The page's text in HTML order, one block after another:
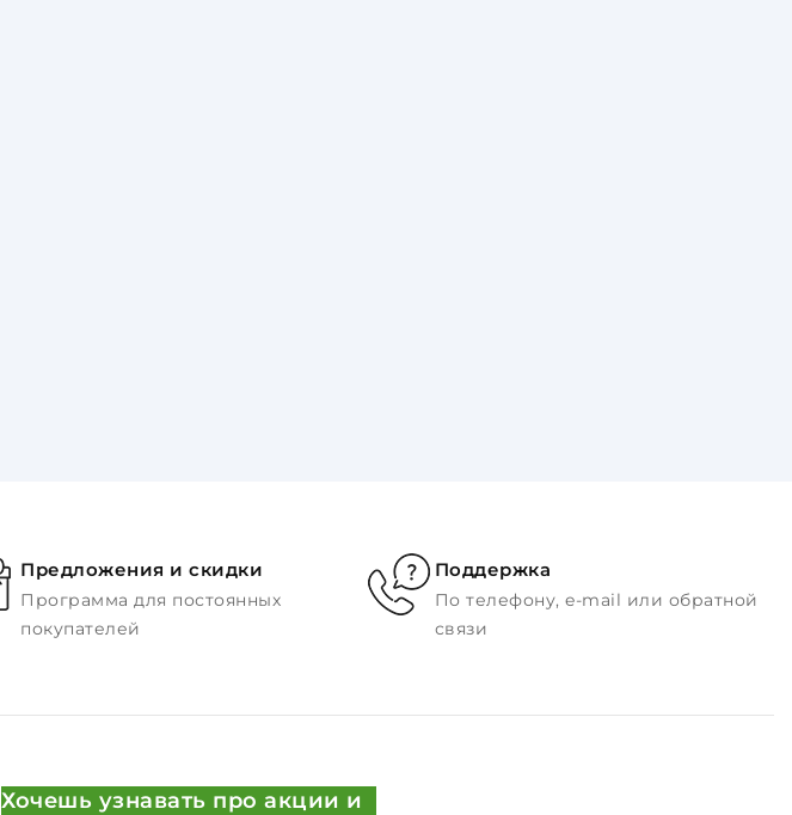
Предложения и скидки
Программа для постоянных
покупателей
Поддержка
По телефону, e-mail или обратной
связи
Хочешь узнавать про акции и